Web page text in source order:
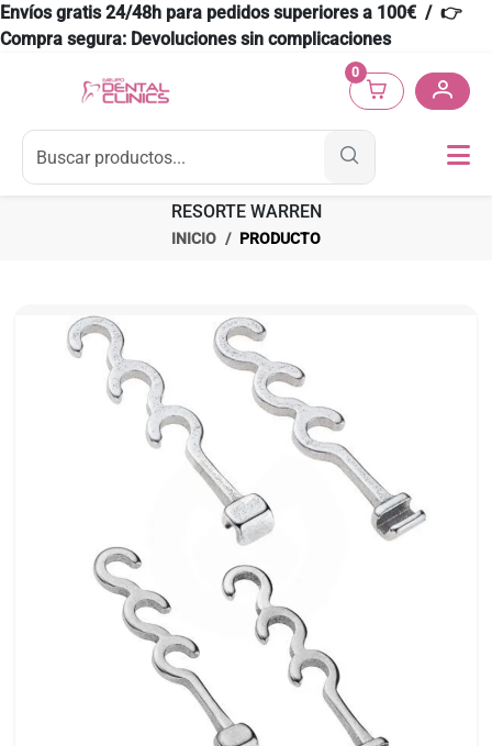
Envíos gratis 24/48h para pedidos superiores a 100€ / 👉
Compra segura: Devoluciones sin complicaciones
0
RESORTE WARREN
INICIO PRODUCTO